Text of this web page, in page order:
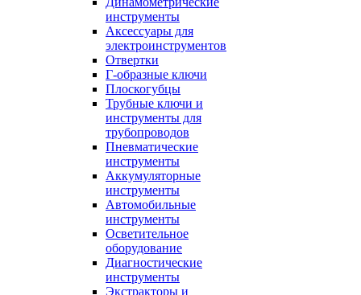
инструменты
Аксессуары для
электроинструментов
Отвертки
Г-образные ключи
Плоскогубцы
Трубные ключи и
инструменты для
трубопроводов
Пневматические
инструменты
Аккумуляторные
инструменты
Автомобильные
инструменты
Осветительное
оборудование
Диагностические
инструменты
Экстракторы и